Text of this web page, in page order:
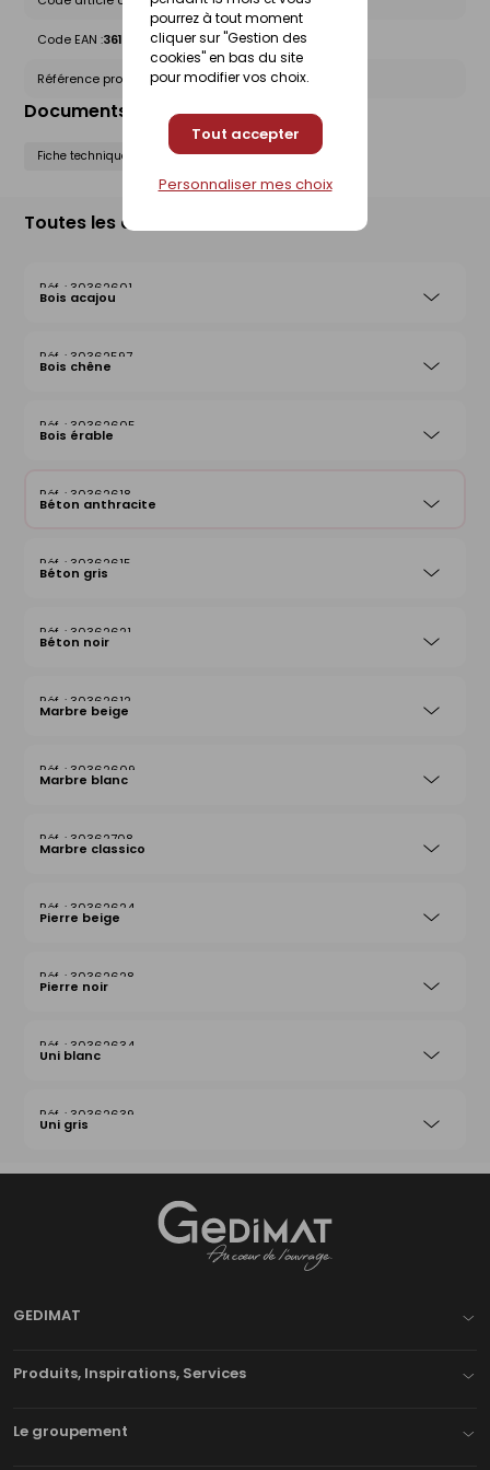
pourrez à tout moment
cliquer sur "Gestion des
cookies" en bas du site
pour modifier vos choix.
Tout accepter
Personnaliser mes choix
Code EAN :3612830010400
Référence produit nationale Gedimat :30362618
Documents liés
Fiche technique Notice de pose
Toutes les déclinaisons
30362601
Bois acajou
30362597
Bois chêne
30362605
Bois érable
30362618
Béton anthracite
30362615
Béton gris
30362621
Béton noir
30362612
Marbre beige
30362609
Marbre blanc
30362708
Marbre classico
30362624
Pierre beige
30362628
Pierre noir
30362634
Uni blanc
30362639
Uni gris
GEDIMAT
Produits, Inspirations, Services
Le groupement